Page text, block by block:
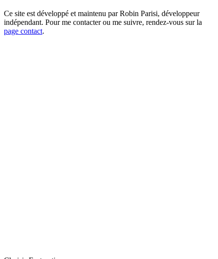
Ce site est développé et maintenu par Robin Parisi, développeur
indépendant. Pour me contacter ou me suivre, rendez-vous sur la
page contact.